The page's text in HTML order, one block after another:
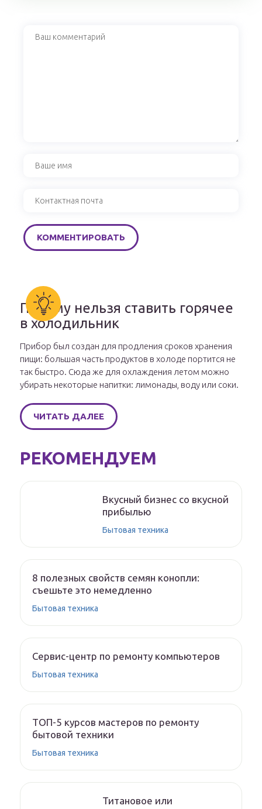
Почему нельзя ставить горячее
в холодильник
Прибор был создан для продления сроков хранения
пищи: большая часть продуктов в холоде портится не
так быстро. Сюда же для охлаждения летом можно
убирать некоторые напитки: лимонады, воду или соки.
ЧИТАТЬ ДАЛЕЕ
РЕКОМЕНДУЕМ
Вкусный бизнес со вкусной
прибылью
Бытовая техника
8 полезных свойств семян конопли:
съешьте это немедленно
Бытовая техника
Сервис-центр по ремонту компьютеров
Бытовая техника
ТОП-5 курсов мастеров по ремонту
бытовой техники
Бытовая техника
Титановое или